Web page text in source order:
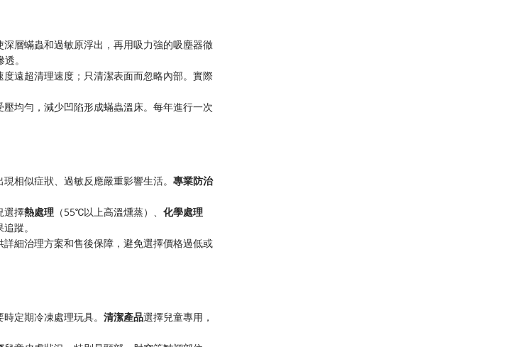
深層蟎蟲和過敏原浮出，再用吸力強的吸塵器徹
。
遠超清理速度；只清潔表面而忽略內部。實際
均勻，減少凹陷形成蟎蟲溫床。每年進行一次
相似症狀、過敏反應嚴重影響生活。 專業防治
選擇熱處理 （55℃以上高溫燻蒸）、 化學處理
蹤。
細治理方案和售後保障，避免選擇價格過低或
定期冷凍處理玩具。 清潔產品選擇兒童專用，